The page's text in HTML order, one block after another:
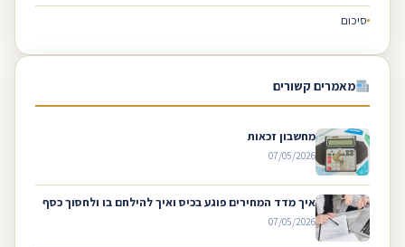
סיכום
מאמרים קשורים
מחשבון זכאות
07/05/2026
איך מדד המחירים פוגע בכיס ואיך להילחם בו ולחסוך כסף
07/05/2026